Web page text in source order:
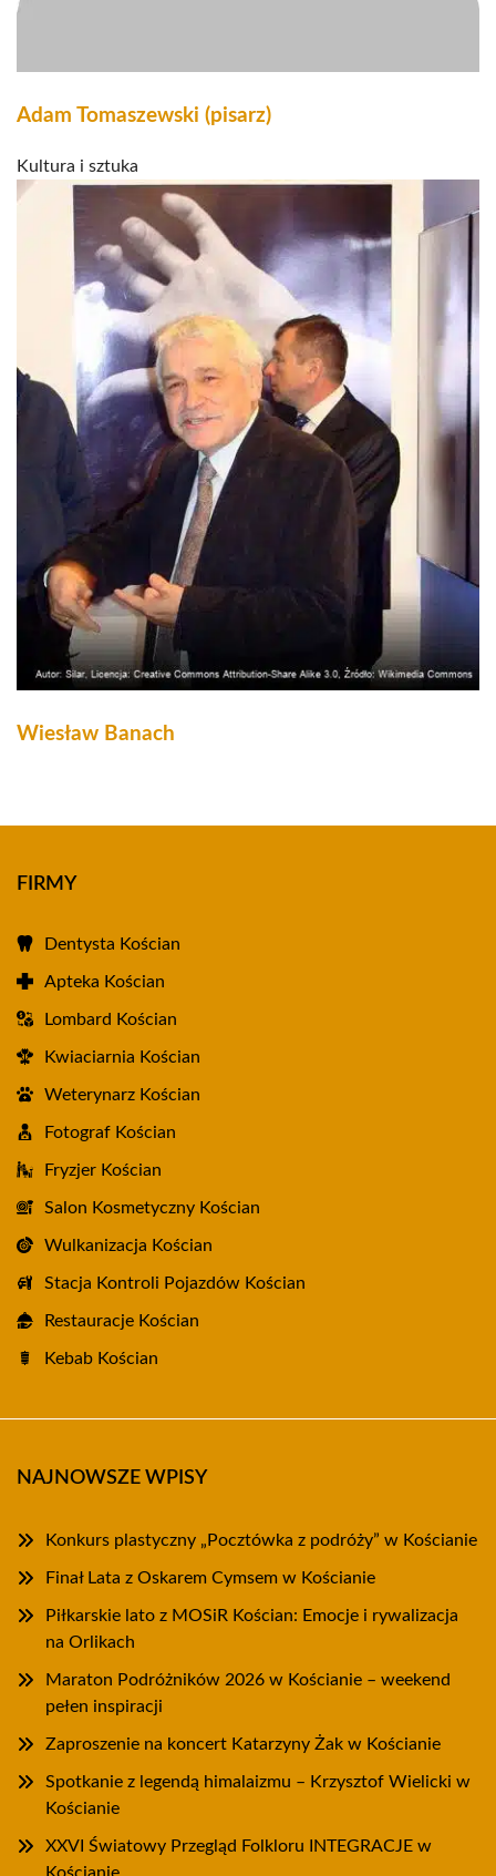
Adam Tomaszewski (pisarz)
Kultura i sztuka
Wiesław Banach
FIRMY
Dentysta Kościan
Apteka Kościan
Lombard Kościan
Kwiaciarnia Kościan
Weterynarz Kościan
Fotograf Kościan
Fryzjer Kościan
Salon Kosmetyczny Kościan
Wulkanizacja Kościan
Stacja Kontroli Pojazdów Kościan
Restauracje Kościan
Kebab Kościan
NAJNOWSZE WPISY
Konkurs plastyczny „Pocztówka z podróży” w Kościanie
Finał Lata z Oskarem Cymsem w Kościanie
Piłkarskie lato z MOSiR Kościan: Emocje i rywalizacja
na Orlikach
Maraton Podróżników 2026 w Kościanie – weekend
pełen inspiracji
Zaproszenie na koncert Katarzyny Żak w Kościanie
Spotkanie z legendą himalaizmu – Krzysztof Wielicki w
Kościanie
XXVI Światowy Przegląd Folkloru INTEGRACJE w